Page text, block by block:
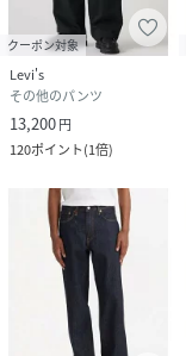
クーポン対象
Levi's
その他のパンツ
13,200円
120ポイント(1倍)